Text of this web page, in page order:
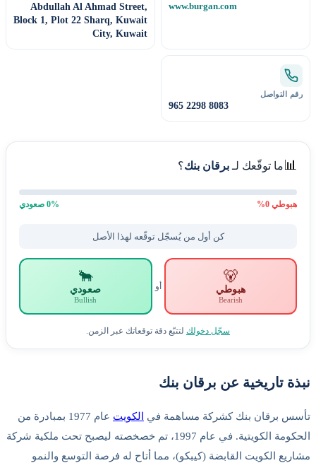
www.burgan.com
Abdullah Al Ahmad Street,
Block 1, Plot 22 Sharq, Kuwait
City, Kuwait
رقم التواصل
965 2298 8083
📊ما توقّعك لـ برقان بنك؟
هبوطي 0
%
0% صعودي
كن أول من يُسجّل توقّعه لهذا الأصل
🐻
هبوطي
Bearish
أو
🐂
صعودي
Bullish
سجّل دخولك لتتبّع دقة توقعاتك عبر الزمن.
نبذة تاريخية عن برقان بنك
تأسس برقان بنك كشركة مساهمة في الكويت
عام 1977 بمبادرة من
الحكومة الكويتية. في عام 1997، تم خصخصته ليصبح تحت ملكية شركة
مشاريع الكويت القابضة (كيبكو)، مما أتاح له فرصة التوسع والنمو